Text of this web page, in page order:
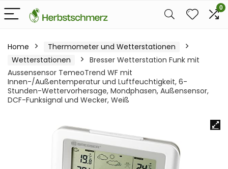
0
Home
Thermometer und Wetterstationen
Wetterstationen
Bresser Wetterstation Funk mit
Aussensensor TemeoTrend WF mit
Innen-/Außentemperatur und Luftfeuchtigkeit, 6-
Stunden-Wettervorhersage, Mondphasen, Außensensor,
DCF-Funksignal und Wecker, Weiß